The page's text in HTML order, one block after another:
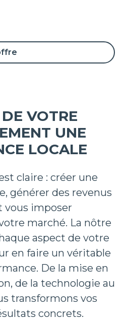
VOTRE
UNE
LOCALE
claire : créer une
générer des revenus
vous imposer
marché. La nôtre
aspect de votre
en faire un véritable
De la mise en
de la technologie au
transformons vos
concrets.